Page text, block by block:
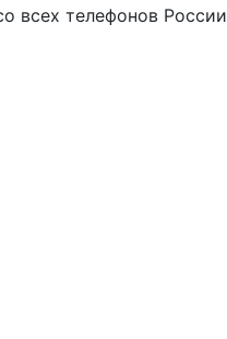
всех телефонов России